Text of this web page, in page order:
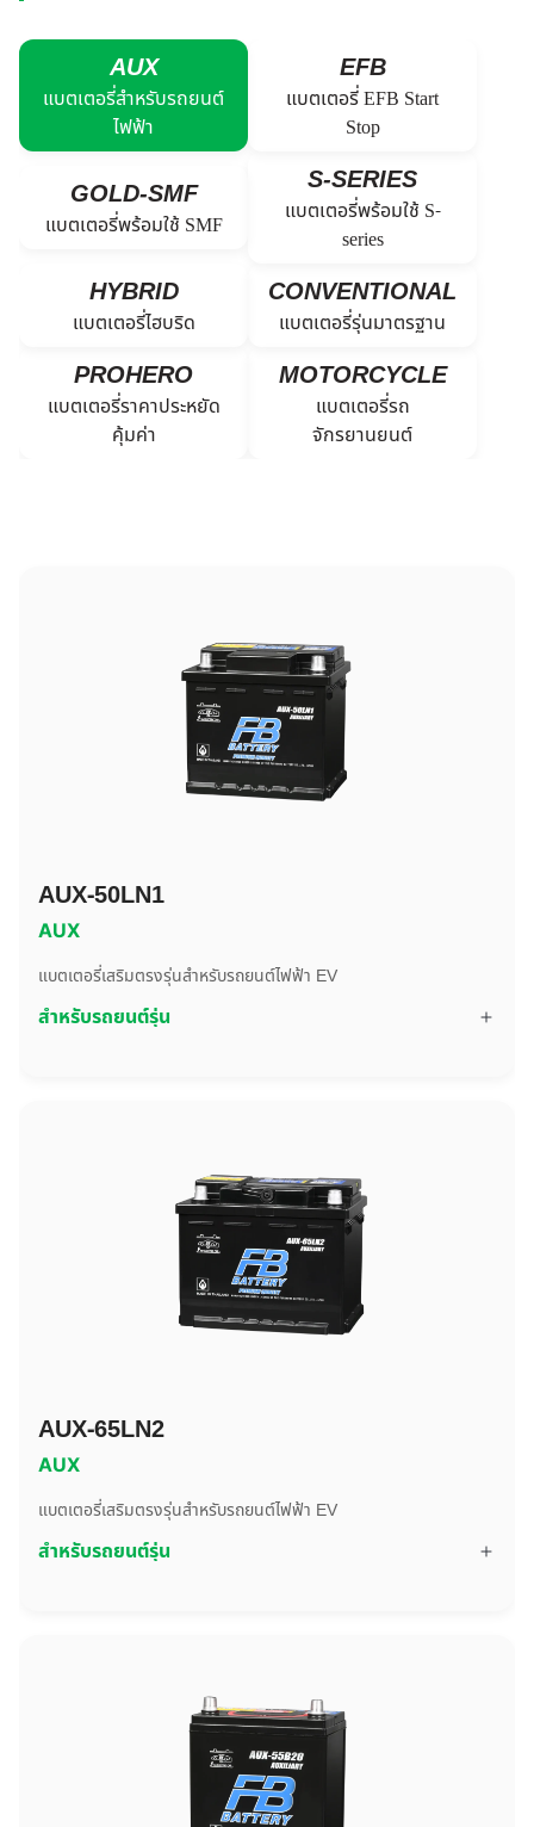
AUX
แบตเตอรี่สำหรับรถยนต์
ไฟฟ้า
EFB
แบตเตอรี่ EFB Start
Stop
GOLD-SMF
แบตเตอรี่พร้อมใช้ SMF
S-SERIES
แบตเตอรี่พร้อมใช้ S-
series
HYBRID
แบตเตอรี่ไฮบริด
CONVENTIONAL
แบตเตอรี่รุ่นมาตรฐาน
PROHERO
แบตเตอรี่ราคาประหยัด
คุ้มค่า
MOTORCYCLE
แบตเตอรี่รถ
จักรยานยนต์
AUX-50LN1
AUX
แบตเตอรี่เสริมตรงรุ่นสำหรับรถยนต์ไฟฟ้า EV
สำหรับรถยนต์รุ่น
AUX-65LN2
AUX
แบตเตอรี่เสริมตรงรุ่นสำหรับรถยนต์ไฟฟ้า EV
สำหรับรถยนต์รุ่น